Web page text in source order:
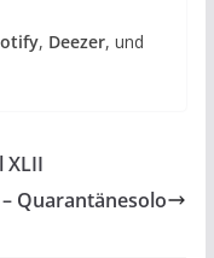
, Deezer, und
XLII
– Quarantänesolo